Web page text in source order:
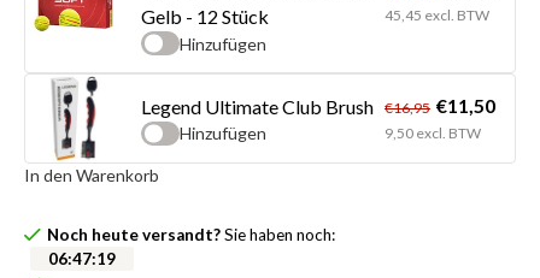
Gelb - 12 Stück
Hinzufügen
45,45 excl. BTW
Legend Ultimate Club Brush
Hinzufügen
€16,95 €11,50
9,50 excl. BTW
In den Warenkorb
Noch heute versandt?Sie haben noch:
06:47:18